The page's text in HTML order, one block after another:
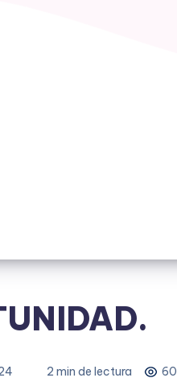
2 min de lectura 60